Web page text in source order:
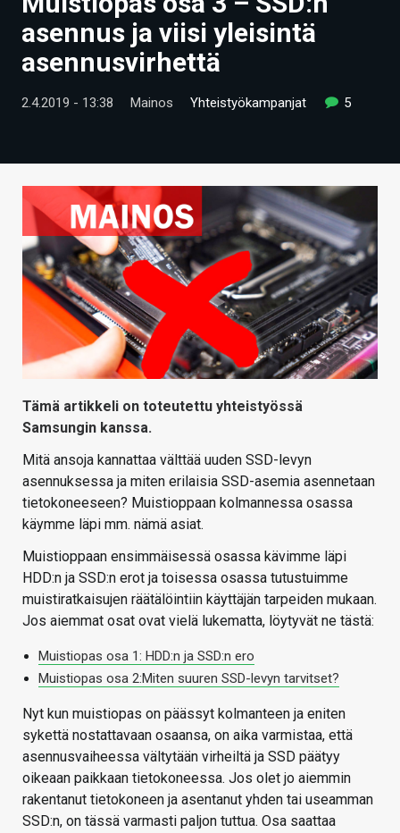
UUTISET
ARTIKKELIT
VIDEOT
TIETOA
HINTA.FI
KAUPPA
VAIHDA TEEMA
asennus ja viisi yleisintä
asennusvirhettä
2.4.2019 - 13:38 Mainos Yhteistyökampanjat 5
Tämä artikkeli on toteutettu yhteistyössä
Samsungin kanssa.
Mitä ansoja kannattaa välttää uuden SSD-levyn
asennuksessa ja miten erilaisia SSD-asemia asennetaan
tietokoneeseen? Muistioppaan kolmannessa osassa
käymme läpi mm. nämä asiat.
Muistioppaan ensimmäisessä osassa kävimme läpi
HDD:n ja SSD:n erot ja toisessa osassa tutustuimme
muistiratkaisujen räätälöintiin käyttäjän tarpeiden mukaan.
Jos aiemmat osat ovat vielä lukematta, löytyvät ne tästä:
Muistiopas osa 1: HDD:n ja SSD:n ero
Muistiopas osa 2:Miten suuren SSD-levyn tarvitset?
Nyt kun muistiopas on päässyt kolmanteen ja eniten
sykettä nostattavaan osaansa, on aika varmistaa, että
asennusvaiheessa vältytään virheiltä ja SSD päätyy
oikeaan paikkaan tietokoneessa. Jos olet jo aiemmin
rakentanut tietokoneen ja asentanut yhden tai useamman
SSD:n, on tässä varmasti paljon tuttua. Osa saattaa